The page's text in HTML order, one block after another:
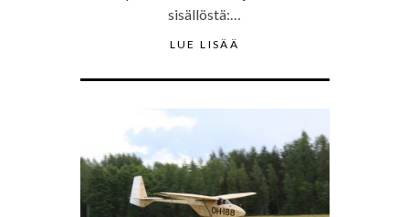
sisällöstä:…
LUE LISÄÄ